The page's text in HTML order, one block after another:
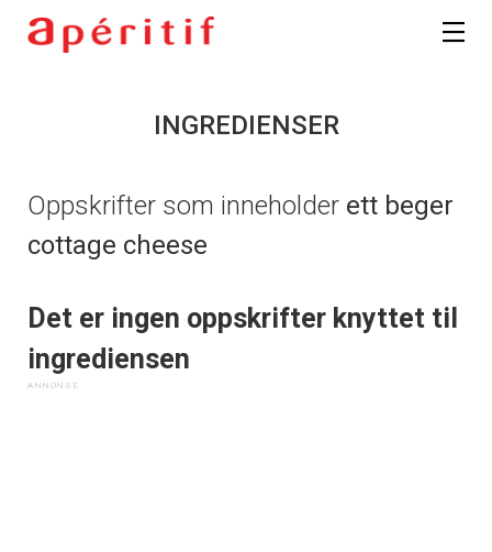
INGREDIENSER
Oppskrifter som inneholder ett beger
cottage cheese
Det er ingen oppskrifter knyttet til
ingrediensen